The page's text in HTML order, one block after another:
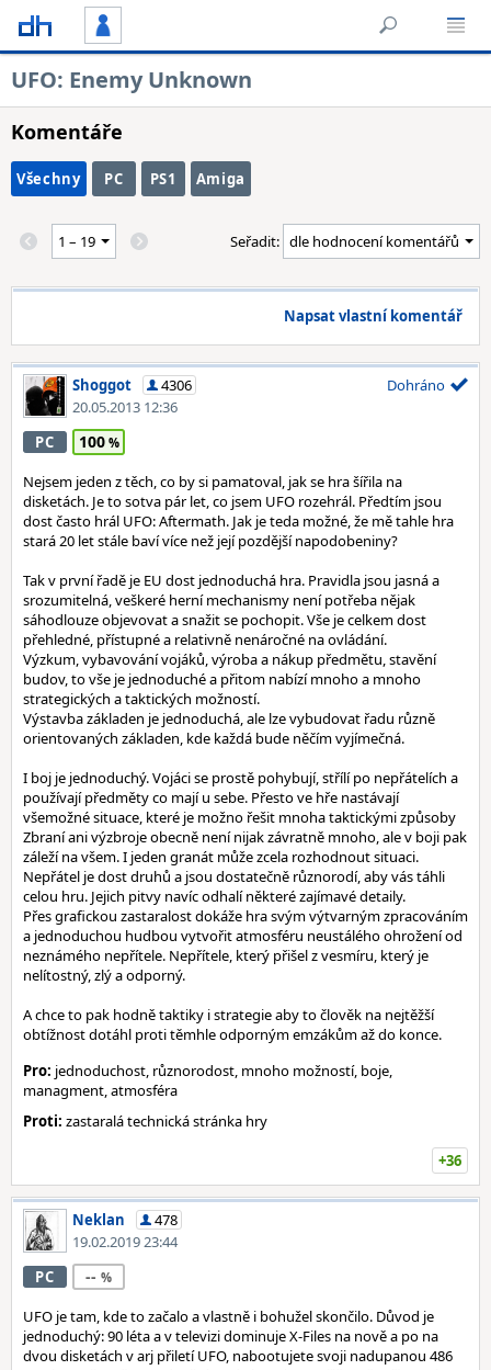
UFO: Enemy Unknown
Komentáře
Všechny PC PS1 Amiga
Seřadit:
Napsat vlastní komentář
Shoggot
4306
20.05.2013 12:36
Dohráno
PC 100
Nejsem jeden z těch, co by si pamatoval, jak se hra šířila na
disketách. Je to sotva pár let, co jsem UFO rozehrál. Předtím jsou
dost často hrál UFO: Aftermath. Jak je teda možné, že mě tahle hra
stará 20 let stále baví více než její pozdější napodobeniny?
Tak v první řadě je EU dost jednoduchá hra. Pravidla jsou jasná a
srozumitelná, veškeré herní mechanismy není potřeba nějak
sáhodlouze objevovat a snažit se pochopit. Vše je celkem dost
přehledné, přístupné a relativně nenáročné na ovládání.
Výzkum, vybavování vojáků, výroba a nákup předmětu, stavění
budov, to vše je jednoduché a přitom nabízí mnoho a mnoho
strategických a taktických možností.
Výstavba základen je jednoduchá, ale lze vybudovat řadu různě
orientovaných základen, kde každá bude něčím vyjímečná.
I boj je jednoduchý. Vojáci se prostě pohybují, střílí po nepřátelích a
používají předměty co mají u sebe. Přesto ve hře nastávají
všemožné situace, které je možno řešit mnoha taktickými způsoby
Zbraní ani výzbroje obecně není nijak závratně mnoho, ale v boji pak
záleží na všem. I jeden granát může zcela rozhodnout situaci.
Nepřátel je dost druhů a jsou dostatečně různorodí, aby vás táhli
celou hru. Jejich pitvy navíc odhalí některé zajímavé detaily.
Přes grafickou zastaralost dokáže hra svým výtvarným zpracováním
a jednoduchou hudbou vytvořit atmosféru neustálého ohrožení od
neznámého nepřítele. Nepřítele, který přišel z vesmíru, který je
nelítostný, zlý a odporný.
A chce to pak hodně taktiky i strategie aby to člověk na nejtěžší
obtížnost dotáhl proti těmhle odporným emzákům až do konce.
Pro: jednoduchost, různorodost, mnoho možností, boje,
managment, atmosféra
Proti: zastaralá technická stránka hry
+36
Neklan
478
19.02.2019 23:44
PC
--
UFO je tam, kde to začalo a vlastně i bohužel skončilo. Důvod je
jednoduchý: 90 léta a v televizi dominuje X-Files na nově a po na
dvou disketách v arj přiletí UFO, nabootujete svoji nadupanou 486